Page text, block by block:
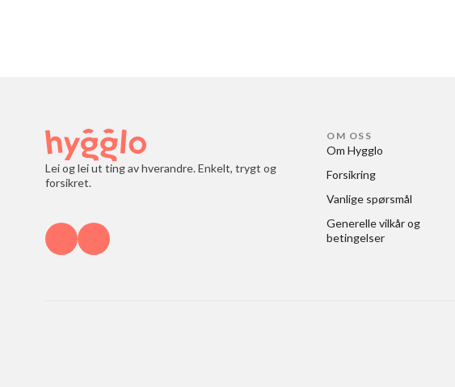
Lei og lei ut ting av hverandre. Enkelt, trygt og
forsikret.
OM OSS
Om Hygglo
Forsikring
Vanlige spørsmål
Generelle vilkår og
betingelser